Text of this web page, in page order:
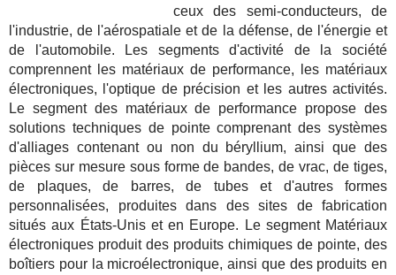
ceux des semi-conducteurs, de
l'industrie, de l'aérospatiale et de la défense, de l'énergie et
de l'automobile. Les segments d'activité de la société
comprennent les matériaux de performance, les matériaux
électroniques, l'optique de précision et les autres activités.
Le segment des matériaux de performance propose des
solutions techniques de pointe comprenant des systèmes
d'alliages contenant ou non du béryllium, ainsi que des
pièces sur mesure sous forme de bandes, de vrac, de tiges,
de plaques, de barres, de tubes et d'autres formes
personnalisées, produites dans des sites de fabrication
situés aux États-Unis et en Europe. Le segment Matériaux
électroniques produit des produits chimiques de pointe, des
boîtiers pour la microélectronique, ainsi que des produits en